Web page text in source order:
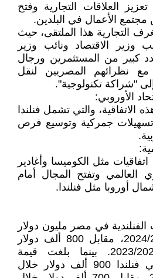
العلاقات التجارية وفتح
الأعمال في البلدين.
التجارية هذا الملتقى، حيث
وزير الاقتصاد ونائب وزير
كبير من المستثمرين ورجال
مع نظرائهم المصريين لنقل
"شراكة تكنولوجية".
والتي تشمل فنلندا
جمركية وتوسيع فرص
مثل الكوميسا وأغادير
العالمي وتفتح المجال أمام
أوروبا مثل فنلندا.
في مصر مليون دولار
خلال العام المالي 2024/2025، مقابل 800 ألف دولار
خلال العام المالي 2023/2024. بينما بلغت قيمة
الاستثمارات المصرية في فنلندا 900 ألف دولار خلال